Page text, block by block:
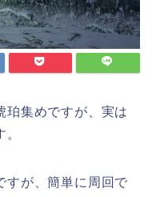
珀集めですが、実は
すが、簡単に周回で